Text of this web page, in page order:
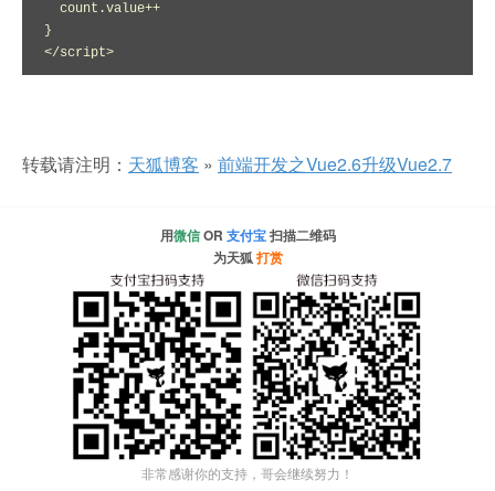
}
</script>
转载请注明： 天狐博客 » 前端开发之Vue2.6升级Vue2.7
用微信OR 支付宝扫描二维码
为天狐打赏
非常感谢你的支持，哥会继续努力！